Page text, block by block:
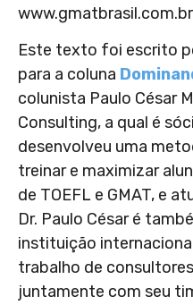
www.gmatbrasil.com.br
Este texto foi escrito
para a coluna
colunista Paulo César
Consulting, a qual é
desenvolveu uma
treinar e maximizar
de TOEFL e GMAT, e
Dr. Paulo César é
instituição
trabalho de
juntamente com seu